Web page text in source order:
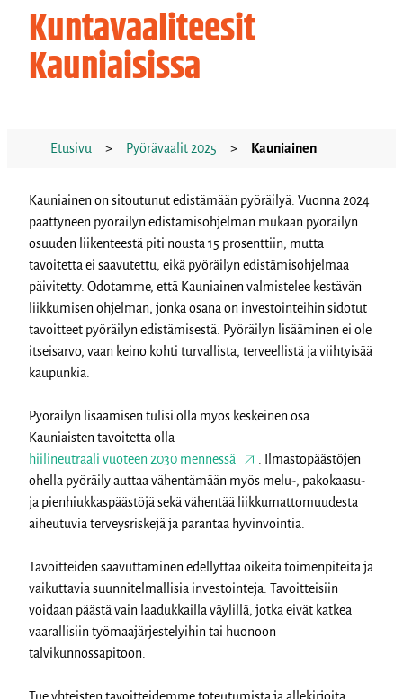
Kuntavaaliteesit
Kauniaisissa
Etusivu > Pyörävaalit 2025 > Kauniainen
Kauniainen on sitoutunut edistämään pyöräilyä. Vuonna 2024
päättyneen pyöräilyn edistämisohjelman mukaan pyöräilyn
osuuden liikenteestä piti nousta 15 prosenttiin, mutta
tavoitetta ei saavutettu, eikä pyöräilyn edistämisohjelmaa
päivitetty. Odotamme, että Kauniainen valmistelee kestävän
liikkumisen ohjelman, jonka osana on investointeihin sidotut
tavoitteet pyöräilyn edistämisestä. Pyöräilyn lisääminen ei ole
itseisarvo, vaan keino kohti turvallista, terveellistä ja viihtyisää
kaupunkia.
Pyöräilyn lisäämisen tulisi olla myös keskeinen osa
Kauniaisten tavoitetta olla
hiilineutraali vuoteen 2030 mennessä
. Ilmastopäästöjen
ohella pyöräily auttaa vähentämään myös melu-, pakokaasu-
ja pienhiukkaspäästöjä sekä vähentää liikkumattomuudesta
aiheutuvia terveysriskejä ja parantaa hyvinvointia.
Tavoitteiden saavuttaminen edellyttää oikeita toimenpiteitä ja
vaikuttavia suunnitelmallisia investointeja. Tavoitteisiin
voidaan päästä vain laadukkailla väylillä, jotka eivät katkea
vaarallisiin työmaajärjestelyihin tai huonoon
talvikunnossapitoon.